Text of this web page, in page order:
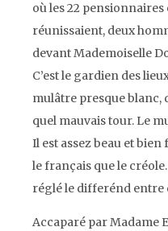
où les 22
réunissaient, deux
devant Mademoiselle
C’est le gardien des
mulâtre presque blanc,
quel mauvais tour. Le
Il est assez beau et
le français que le
réglé le differénd entre
Accaparé par Madame